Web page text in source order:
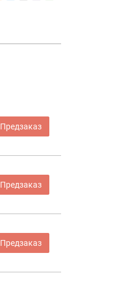
Предзаказ
Предзаказ
Предзаказ